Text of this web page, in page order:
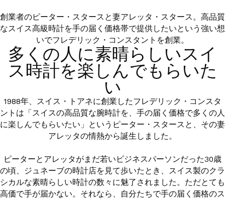
FREDERIQUE CONSTANT
スイス本国サイト
CITIZEN WATCH コーポレートサイト
CITIZEN WATCH プライバシーポリシー
0570-03-1988
創業者のピーター・スタースと妻アレッタ・スタース。高品質
なスイス高級時計を手の届く価格帯で提供したいという強い想
いでフレデリック・コンスタントを創業。
多くの人に素晴らしいスイ
ス時計を楽しんでもらいた
い
1988年、スイス・トアネに創業したフレデリック・コンスタ
ントは「スイスの高品質な腕時計を、手の届く価格で多くの人
に楽しんでもらいたい」というピーター・スタースと、その妻
アレッタの情熱から誕生しました。
ピーターとアレッタがまだ若いビジネスパーソンだった30歳
の頃、ジュネーブの時計店を見て歩いたとき、スイス製のクラ
シカルな素晴らしい時計の数々に魅了されました。ただとても
高価で手が届かない。それなら、自分たちで手の届く価格のス